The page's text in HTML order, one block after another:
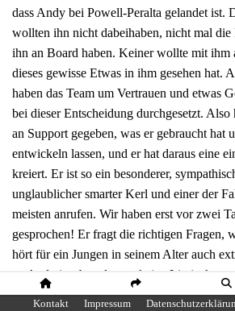
HOME SHARE SUCHE
dass Andy bei Powell-Peralta gelandet ist.
wollten ihn nicht dabeihaben, nicht mal die
ihn an Board haben. Keiner wollte mit ihm
dieses gewisse Etwas in ihm gesehen hat.
haben das Team um Vertrauen und etwas
bei dieser Entscheidung durchgesetzt.
an Support gegeben, was er gebraucht hat
entwickeln lassen, und er hat daraus eine
kreiert. Er ist so ein besonderer,
unglaublicher smarter Kerl und einer der
meisten anrufen. Wir haben erst vor zwei
gesprochen! Er fragt die richtigen Fragen,
hört für ein Jungen in seinem Alter auch
an Andy ist aber, dass er keine Limits
typische Skateboarder, der nur Street oder
Kontakt Impressum